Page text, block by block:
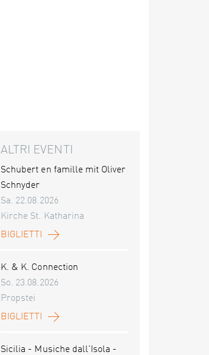
ALTRI EVENTI
Schubert en famille mit Oliver
Schnyder
Sa. 22.08.2026
Kirche St. Katharina
BIGLIETTI
K. & K. Connection
So. 23.08.2026
Propstei
BIGLIETTI
Sicilia - Musiche dall'Isola -